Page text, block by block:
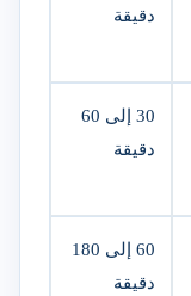
دقيقة
30 إلى 60
دقيقة
60 إلى 180
دقيقة